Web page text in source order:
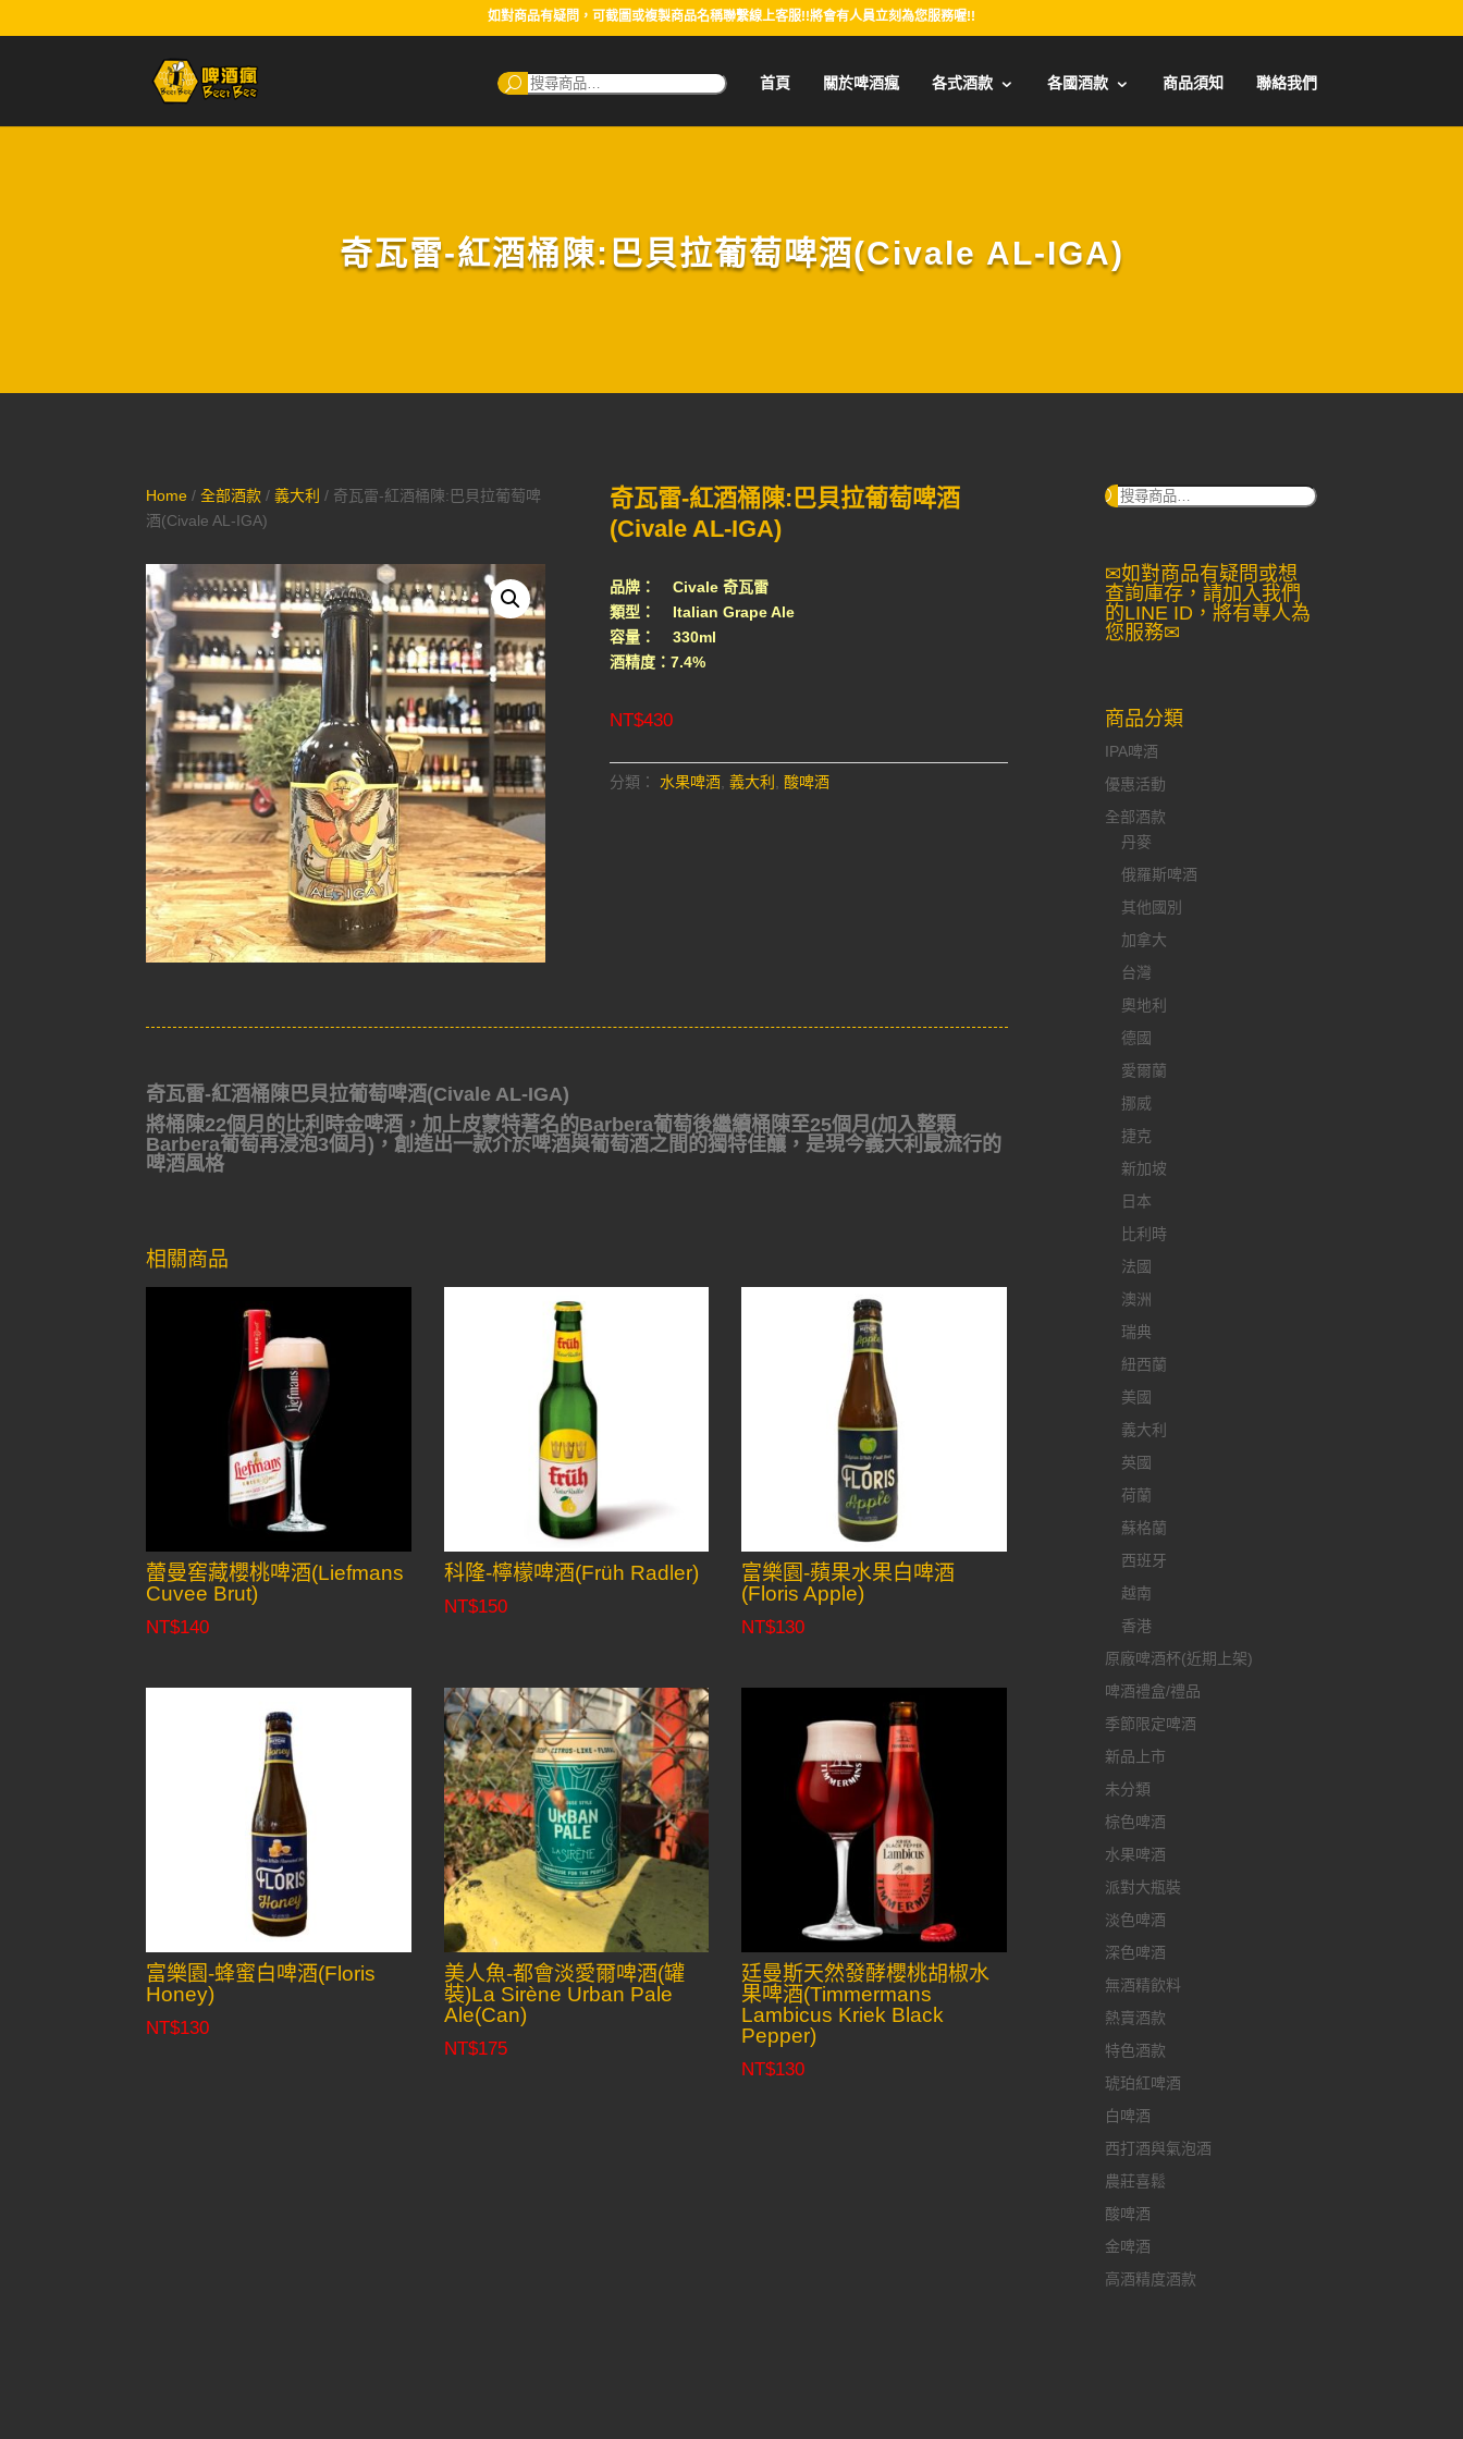
如對商品有疑問，可截圖或複製商品名稱聯繫線上客服!!將會有人員立刻為您服務喔!!
搜
尋：
首頁 關於啤酒瘋 各式酒款 各國酒款 商品須知 聯絡我們
奇瓦雷-紅酒桶陳:巴貝拉葡萄啤酒(Civale AL-IGA)
Home /全部酒款 /義大利 / 奇瓦雷-紅酒桶陳:巴貝拉葡萄啤
酒(Civale AL-IGA)
奇瓦雷-紅酒桶陳:巴貝拉葡萄啤酒
(Civale AL-IGA)
品牌： Civale 奇瓦雷
類型： Italian Grape Ale
容量： 330ml
酒精度：7.4%
NT$430
分類： 水果啤酒, 義大利 , 酸啤酒
奇瓦雷-紅酒桶陳巴貝拉葡萄啤酒(Civale AL-IGA)
將桶陳22個月的比利時金啤酒，加上皮蒙特著名的Barbera葡萄後繼續桶陳至25個月(加入整顆
Barbera葡萄再浸泡3個月)，創造出一款介於啤酒與葡萄酒之間的獨特佳釀，是現今義大利最流行的
啤酒風格
相關商品
蕾曼窖藏櫻桃啤酒(Liefmans
Cuvee Brut)
NT$140
科隆-檸檬啤酒(Früh Radler)
NT$150
富樂園-蘋果水果白啤酒
(Floris Apple)
NT$130
富樂園-蜂蜜白啤酒(Floris
Honey)
NT$130
美人魚-都會淡愛爾啤酒(罐
裝)La Sirène Urban Pale
Ale(Can)
NT$175
廷曼斯天然發酵櫻桃胡椒水
果啤酒(Timmermans
Lambicus Kriek Black
Pepper)
NT$130
搜
✉如對商品有疑問或想
查詢庫存，請加入我們
的LINE ID，將有專人為
您服務✉
商品分類
IPA啤酒
優惠活動
全部酒款
丹麥
俄羅斯啤酒
其他國別
加拿大
台灣
奧地利
德國
愛爾蘭
挪威
捷克
新加坡
日本
比利時
法國
澳洲
瑞典
紐西蘭
美國
義大利
英國
荷蘭
蘇格蘭
西班牙
越南
香港
原廠啤酒杯(近期上架)
啤酒禮盒/禮品
季節限定啤酒
新品上市
未分類
棕色啤酒
水果啤酒
派對大瓶裝
淡色啤酒
深色啤酒
無酒精飲料
熱賣酒款
特色酒款
琥珀紅啤酒
白啤酒
西打酒與氣泡酒
農莊喜鬆
酸啤酒
金啤酒
高酒精度酒款